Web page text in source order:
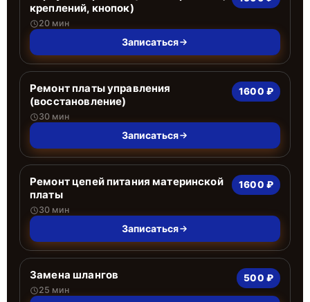
креплений, кнопок)
20 мин
Записаться
Ремонт платы управления
(восстановление)
30 мин
1600 ₽
Записаться
Ремонт цепей питания материнской
платы
30 мин
1600 ₽
Записаться
Замена шлангов
25 мин
500 ₽